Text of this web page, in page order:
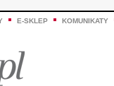
E-SKLEP KOMUNIKATY